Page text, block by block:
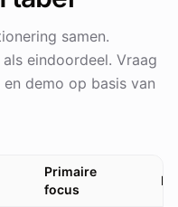
samen.
eindoordeel. Vraag
demo op basis van
Primaire
focus